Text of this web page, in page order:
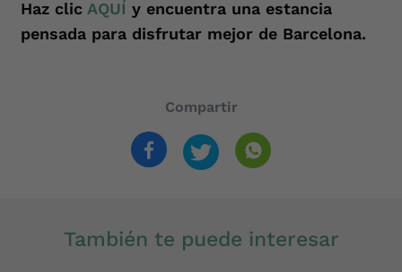
Haz clic AQUÍ y encuentra una estancia
pensada para disfrutar mejor de Barcelona.
Compartir
También te puede interesar